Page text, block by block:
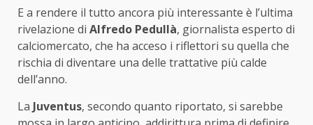
E a rendere il tutto ancora più interessante è l’ultima
rivelazione di Alfredo Pedullà, giornalista esperto di
calciomercato, che ha acceso i riflettori su quella che
rischia di diventare una delle trattative più calde
dell’anno.
La Juventus, secondo quanto riportato, si sarebbe